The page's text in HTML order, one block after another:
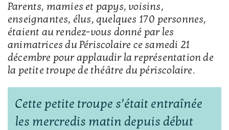
Parents, mamies et papys, voisins,
enseignantes, élus, quelques 170 personnes,
étaient au rendez-vous donné par les
animatrices du Périscolaire ce samedi 21
décembre pour applaudir la représentation de
la petite troupe de théâtre du périscolaire.
Cette petite troupe s’était entraînée
les mercredis matin depuis début